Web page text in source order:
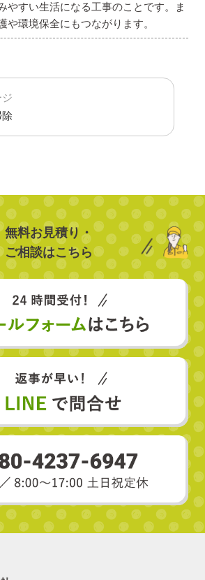
やすい生活になる工事のことです。ま
や環境保全にもつながります。
除
無料お見積り・
ご相談はこちら